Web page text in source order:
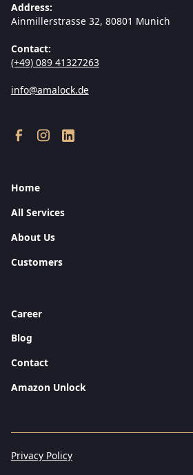
Address:
Ainmillerstrasse 32, 80801 Munich
Contact:
(+49) 089 41327263
info@amalock.de
Home
All Services
About Us
Customers
Career
Blog
Contact
Amazon Unlock
Privacy Policy